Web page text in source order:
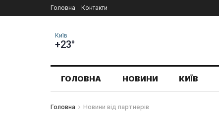
Головна Контакти
Київ
+23°
ГОЛОВНА НОВИНИ КИЇВ
Головна Новини від партнерів